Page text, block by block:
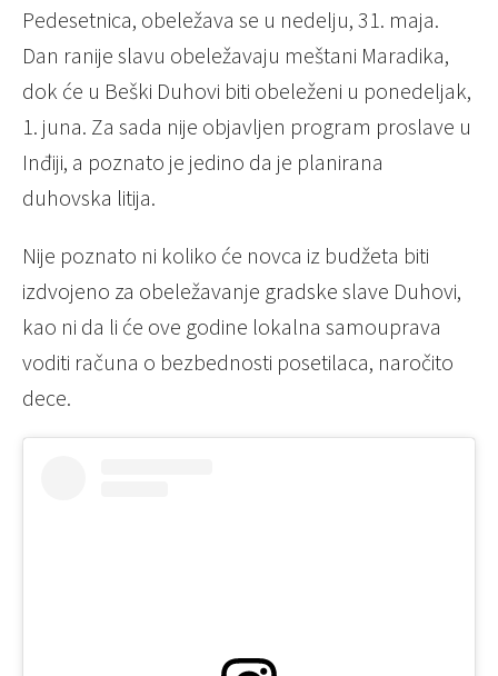
Pedesetnica, obeležava se u nedelju, 31. maja.
Dan ranije slavu obeležavaju meštani Maradika,
dok će u Beški Duhovi biti obeleženi u ponedeljak,
1. juna. Za sada nije objavljen program proslave u
Inđiji, a poznato je jedino da je planirana
duhovska litija.
Nije poznato ni koliko će novca iz budžeta biti
izdvojeno za obeležavanje gradske slave Duhovi,
kao ni da li će ove godine lokalna samouprava
voditi računa o bezbednosti posetilaca, naročito
dece.